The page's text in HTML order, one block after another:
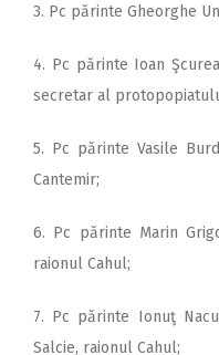
3. Pc părinte Gheorghe
4. Pc părinte Ioan
secretar al
5. Pc părinte Vasile
Cantemir;
6. Pc părinte Marin
raionul Cahul;
7. Pc părinte Ionuţ
Salcie, raionul Cahul;